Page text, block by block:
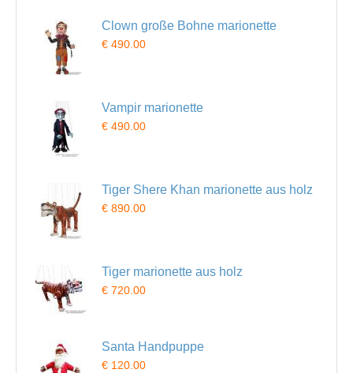
Clown große Bohne marionette
€ 490.00
Vampir marionette
€ 490.00
Tiger Shere Khan marionette aus holz
€ 890.00
Tiger marionette aus holz
€ 720.00
Santa Handpuppe
€ 120.00